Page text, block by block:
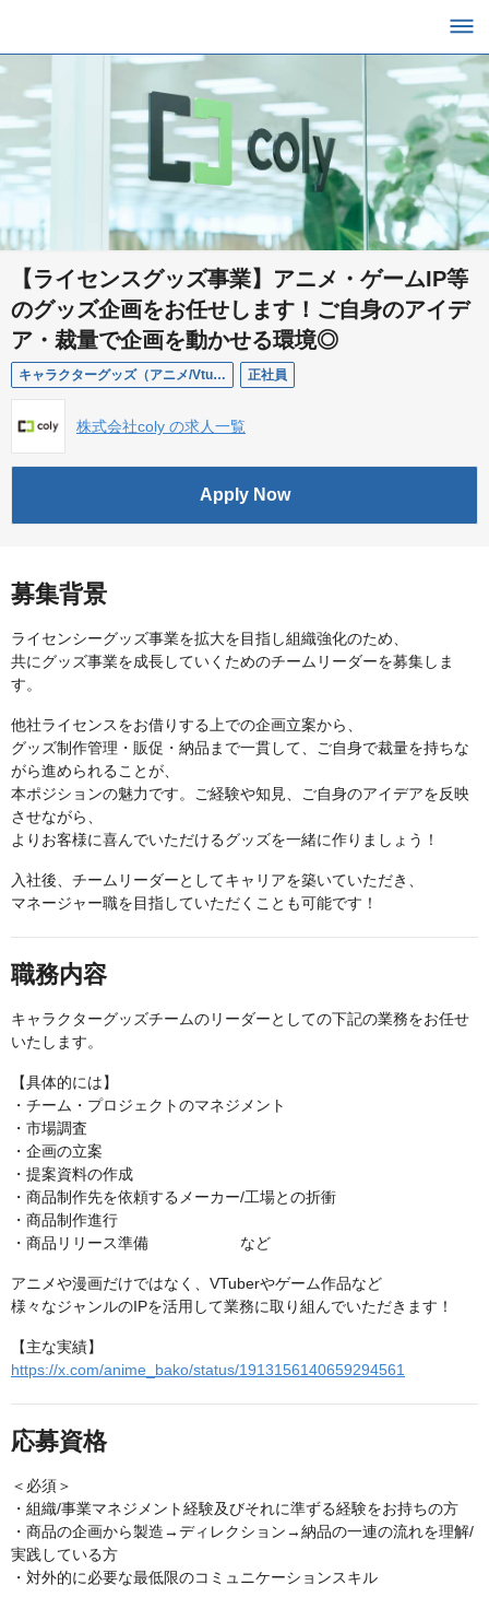
【ライセンスグッズ事業】アニメ・ゲームIP等
のグッズ企画をお任せします！ご自身のアイデ
ア・裁量で企画を動かせる環境◎
キャラクターグッズ（アニメ/Vtuber） 企画ディレクターチームリーダー（マネージャー候補） 正社員
株式会社coly の求人一覧
Apply Now
募集背景
ライセンシーグッズ事業を拡大を目指し組織強化のため、
共にグッズ事業を成長していくためのチームリーダーを募集しま
す。
他社ライセンスをお借りする上での企画立案から、
グッズ制作管理・販促・納品まで一貫して、ご自身で裁量を持ちな
がら進められることが、
本ポジションの魅力です。ご経験や知見、ご自身のアイデアを反映
させながら、
よりお客様に喜んでいただけるグッズを一緒に作りましょう！
入社後、チームリーダーとしてキャリアを築いていただき、
マネージャー職を目指していただくことも可能です！
職務内容
キャラクターグッズチームのリーダーとしての下記の業務をお任せ
いたします。
【具体的には】
・チーム・プロジェクトのマネジメント
・市場調査
・企画の立案
・提案資料の作成
・商品制作先を依頼するメーカー/工場との折衝
・商品制作進行
・商品リリース準備 など
アニメや漫画だけではなく、VTuberやゲーム作品など
様々なジャンルのIPを活用して業務に取り組んでいただきます！
【主な実績】
https://x.com/anime_bako/status/1913156140659294561
応募資格
＜必須＞
・組織/事業マネジメント経験及びそれに準ずる経験をお持ちの方
・商品の企画から製造→ディレクション→納品の一連の流れを理解/
実践している方
・対外的に必要な最低限のコミュニケーションスキル